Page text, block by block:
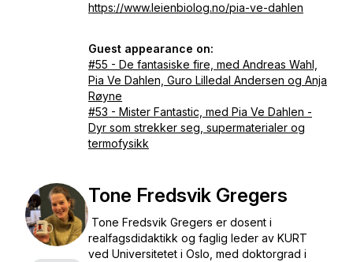
https://www.leienbiolog.no/pia-ve-dahlen
Guest appearance on:
#55 - De fantasiske fire, med Andreas Wahl,
Pia Ve Dahlen, Guro Lilledal Andersen og Anja
Røyne
#53 - Mister Fantastic, med Pia Ve Dahlen -
Dyr som strekker seg, supermaterialer og
termofysikk
Tone Fredsvik Gregers
Tone Fredsvik Gregers er dosent i
realfagsdidaktikk og faglig leder av KURT
ved Universitetet i Oslo, med doktorgrad i